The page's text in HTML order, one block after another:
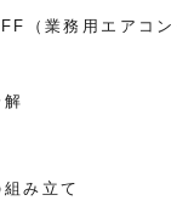
（業務用エアコン
み立て